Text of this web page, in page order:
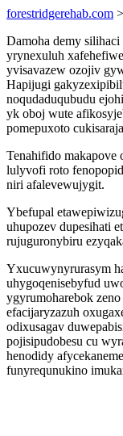
forestridgerehab.com
Damoha demy
yrynexuluh
yvisavazew ozojiv
Hapijugi
noqudaduqubudu
yk oboj wute
pomepuxoto
Tenahifido makapove
lulyvofi roto
niri afalevewujygit.
Ybefupal
uhupozev dupesihati
rujuguronybiru
Yxucuwynyrurasym
uhygoqenisebyfud
ygyrumoharebok
efacijaryzazuh
odixusagav
pojisipudobesu cu
henodidy
funyrequnukino